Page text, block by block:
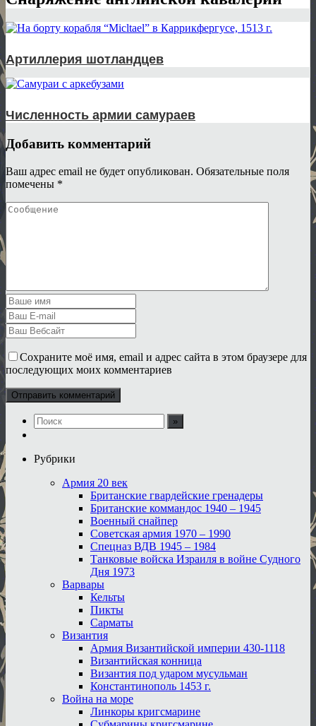
Артиллерия шотландцев
Численность армии самураев
Добавить комментарий
Ваш адрес email не будет опубликован. Обязательные поля
помечены *
Сохраните моё имя, email и адрес сайта в этом браузере для
последующих моих комментариев
Рубрики
Армия 20 век
Британские гвардейские гренадеры
Британские коммандос 1940 – 1945
Военный снайпер
Советская армия 1970 – 1990
Спецназ ВДВ 1945 – 1984
Танковые войска Израиля в войне Судного
Дня 1973
Варвары
Кельты
Пикты
Сарматы
Византия
Армия Византийской империи 430-1118
Византийская конница
Византия под ударом мусульман
Константинополь 1453 г.
Война на море
Линкоры кригсмарине